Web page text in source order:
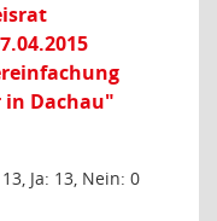
Dachau"
Ja: 13, Nein: 0